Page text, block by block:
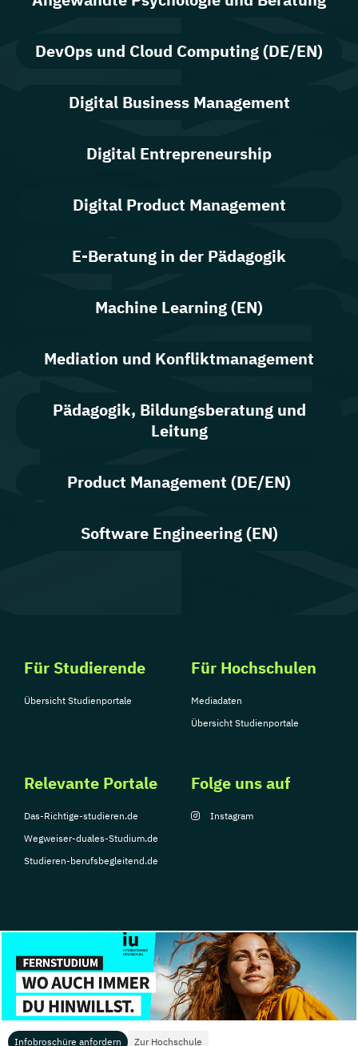
Infobroschüre anfordern Zur Hochschule
DevOps und Cloud Computing (DE/EN)
Digital Business Management
Digital Entrepreneurship
Digital Product Management
E-Beratung in der Pädagogik
Machine Learning (EN)
Mediation und Konfliktmanagement
Pädagogik, Bildungsberatung und
Leitung
Product Management (DE/EN)
Software Engineering (EN)
Für Studierende
Übersicht Studienportale
Für Hochschulen
Mediadaten
Übersicht Studienportale
Relevante Portale
Das-Richtige-studieren.de
Wegweiser-duales-Studium.de
Studieren-berufsbegleitend.de
Folge uns auf
Instagram
© Copyright 2026, TarGroup Media GmbH
Impressum
Über
uns
Datenschutzerklärung Nutzungsbedingungen